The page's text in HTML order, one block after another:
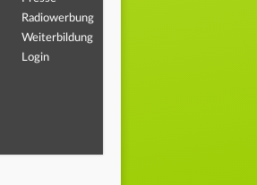
Radiowerbung
Weiterbildung
Login